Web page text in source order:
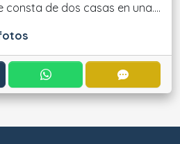
de dos casas en una....
CONTACTAR POR